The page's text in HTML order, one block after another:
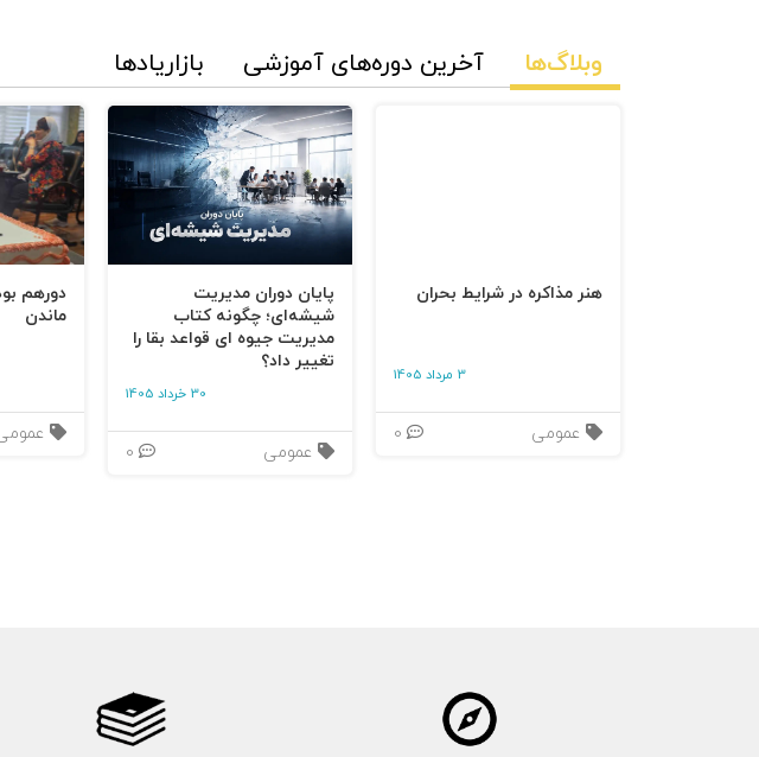
وبلاگ‌ها آخرین دوره‌های آموزشی بازاریادها
هنر مذاکره در شرایط بحران
3 مرداد 1405
عمومی
پایان دوران مدیریت
شیشه‌ای؛ چگونه کتاب
مدیریت جیوه‌ ای قواعد بقا را
تغییر داد؟
30 خرداد 1405
عمومی
دورهم
ماندن